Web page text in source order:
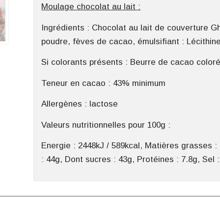
Moulage chocolat au lait :
Ingrédients : Chocolat au lait de couverture
poudre, fèves de cacao, émulsifiant :
Si colorants présents : Beurre de cacao
Teneur en cacao : 43% minimum
Allergènes : lactose
Valeurs nutritionnelles pour 100g :
Energie : 2448kJ / 589kcal, Matières grasses
: 44g, Dont sucres : 43g, Protéines : 7.8g, Sel